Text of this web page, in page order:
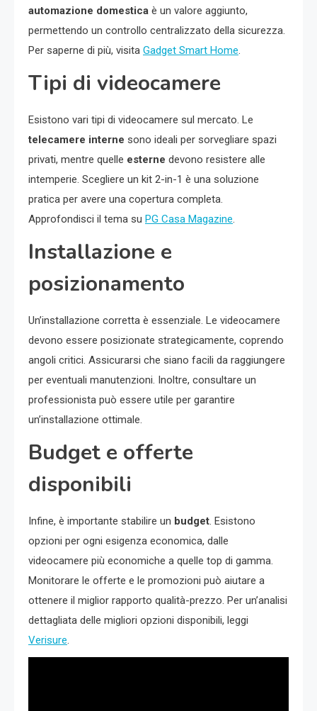
automazione domestica è un valore aggiunto,
permettendo un controllo centralizzato della sicurezza.
Per saperne di più, visita Gadget Smart Home.
Tipi di videocamere
Esistono vari tipi di videocamere sul mercato. Le
telecamere interne sono ideali per sorvegliare spazi
privati, mentre quelle esterne devono resistere alle
intemperie. Scegliere un kit 2-in-1 è una soluzione
pratica per avere una copertura completa.
Approfondisci il tema su PG Casa Magazine.
Installazione e
posizionamento
Un’installazione corretta è essenziale. Le videocamere
devono essere posizionate strategicamente, coprendo
angoli critici. Assicurarsi che siano facili da raggiungere
per eventuali manutenzioni. Inoltre, consultare un
professionista può essere utile per garantire
un’installazione ottimale.
Budget e offerte
disponibili
Infine, è importante stabilire un budget. Esistono
opzioni per ogni esigenza economica, dalle
videocamere più economiche a quelle top di gamma.
Monitorare le offerte e le promozioni può aiutare a
ottenere il miglior rapporto qualità-prezzo. Per un’analisi
dettagliata delle migliori opzioni disponibili, leggi
Verisure.